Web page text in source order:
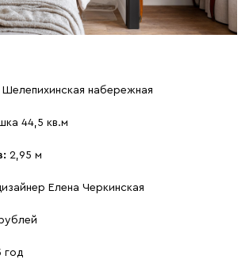
Шелепихинская набережная
44,5 кв.м
2,95 м
Елена Черкинская
год